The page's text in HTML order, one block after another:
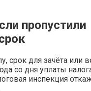
пропустили
срок для зачёта или
со дня уплаты
инспекция